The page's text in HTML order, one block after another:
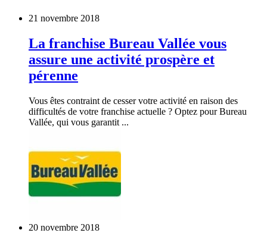
21 novembre 2018
La franchise Bureau Vallée vous
assure une activité prospère et
pérenne
Vous êtes contraint de cesser votre activité en raison des
difficultés de votre franchise actuelle ? Optez pour Bureau
Vallée, qui vous garantit ...
20 novembre 2018